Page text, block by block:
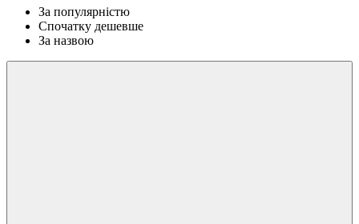
За популярністю
Спочатку дешевше
За назвою